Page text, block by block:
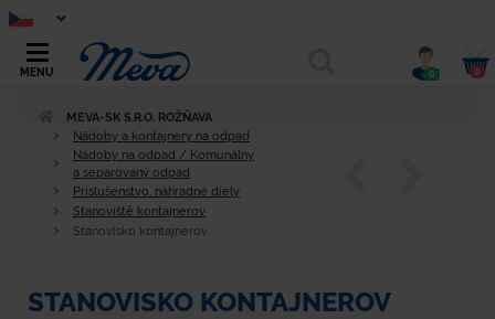
MENU 0 0
MEVA-SK S.R.O. ROŽŇAVA
Nádoby a kontajnery na odpad
Nádoby na odpad / Komunálny
a separovaný odpad
Príslušenstvo, náhradné diely
Stanoviště kontajnerov
Stanovisko kontajnerov
STANOVISKO KONTAJNEROV